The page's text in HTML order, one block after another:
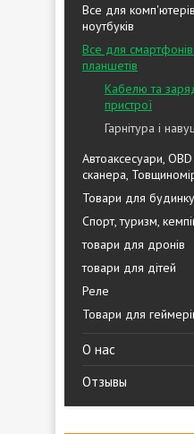
Все для
ноутбуків
Все для смартфонів
планшетів
Кабелю та
пристрої
Гарнітура і
Автоаксесуари, OBD
сканера,
Товари для
Спорт, туризм,
товари для дронів
товари для дітей
Реле
Товари для
О нас
Отзывы